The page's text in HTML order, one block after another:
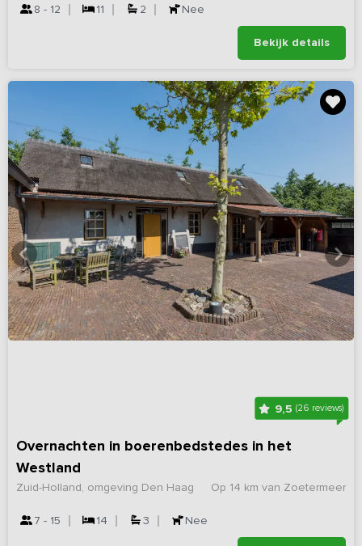
8 - 12 11 2 Nee
Bekijk details
9,5 (26 reviews)
Overnachten in boerenbedstedes in het
Westland
Op 14 km van Zoetermeer
Zuid-Holland, omgeving Den Haag
7 - 15 14 3 Nee